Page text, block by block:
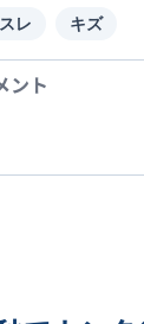
スレ キズ
ント